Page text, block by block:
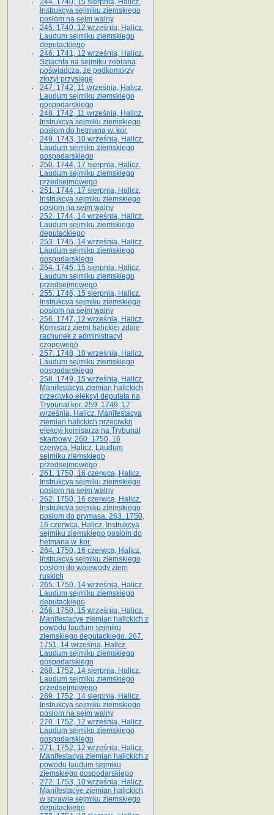
244. 1740, 15 sierpnia, Halicz.
Instrukcya sejmiku ziemskiego
posłom na sejm walny
245. 1740, 12 września, Halicz.
Laudum sejmiku ziemskiego
deputackiego
246. 1741, 12 września, Halicz.
Szlachta na sejmiku zebrana
poświadcza, że podkomorzy
złożył przysięgę
247. 1742, 11 września, Halicz.
Laudum sejmiku ziemskiego
gospodarskiego
248. 1742, 11 września, Halicz.
Instrukcya sejmiku ziemskiego
posłom do hetmana w. kor.
249. 1743, 10 września, Halicz.
Laudum sejmiku ziemskiego
gospodarskiego
250. 1744, 17 sierpnia, Halicz.
Laudum sejmiku ziemskiego
przedsejmowego
251. 1744, 17 sierpnia, Halicz.
Instrukcya sejmiku ziemskiego
posłom na sejm walny
252. 1744, 14 września, Halicz.
Laudum sejmiku ziemskiego
deputackiego
253. 1745, 14 września, Halicz.
Laudum sejmiku ziemskiego
gospodarskiego
254. 1746, 15 sierpnia, Halicz.
Laudum sejmiku ziemskiego
przedsejmowego
255. 1746, 15 sierpnia, Halicz.
Instrukcya sejmiku ziemskiego
posłom na sejm walny
256. 1747, 12 września, Halicz.
Komisarz ziemi halickiej zdaje
rachunek z administracyi
czopowego
257. 1748, 10 września, Halicz.
Laudum sejmiku ziemskiego
gospodarskiego
258. 1749, 15 września, Halicz.
Manifestacya ziemian halickich
przeciwko elekcyi deputata na
Trybunał kor. 259. 1749, 17
września, Halicz. Manifestacya
ziemian halickich przeciwko
elekcyi komisarza na Trybunał
skarbowy. 260. 1750, 16
czerwca, Halicz. Laudum
sejmiku ziemskiego
przedsejmowego
261. 1750, 16 czerwca, Halicz.
Instrukcya sejmiku ziemskiego
posłom na sejm walny
262. 1750, 16 czerwca, Halicz.
Instrukcya sejmiku ziemskiego
posłom do prymasa. 263. 1750,
16 czerwca, Halicz. Instrukcya
sejmiku ziemskiego posłom do
hetmana w. kor.
264. 1750, 16 czerwca, Halicz.
Instrukcya sejmiku ziemskiego
posłom do wojewody ziem
ruskich
265. 1750, 14 września, Halicz.
Laudum sejmiku ziemskiego
deputackiego
266. 1750, 15 września, Halicz.
Manifestacye ziemian halickich z
powodu laudum sejmiku
ziemskiego deputackiego. 267.
1751, 14 września, Halicz.
Laudum sejmiku ziemskiego
gospodarskiego
268. 1752, 14 sierpnia, Halicz.
Laudum sejmiku ziemskiego
przedsejmowego
269. 1752, 14 sierpnia, Halicz.
Instrukcya sejmiku ziemskiego
posłom na sejm walny
270. 1752, 12 września, Halicz.
Laudum sejmiku ziemskiego
gospodarskiego
271. 1752, 12 września, Halicz.
Manifestacya ziemian halickich z
powodu laudum sejmiku
ziemskiego gospodarskiego
272. 1753, 10 września, Halicz.
Manifestacye ziemian halickich
w sprawie sejmiku ziemskiego
deputackiego